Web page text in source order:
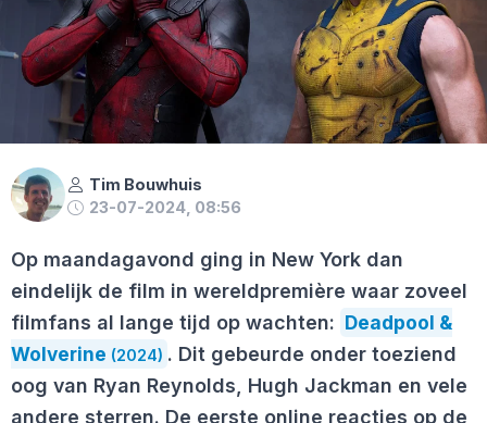
Tim Bouwhuis
23-07-2024, 08:56
Op maandagavond ging in New York dan
eindelijk de film in wereldpremière waar zoveel
filmfans al lange tijd op wachten: Deadpool &
Wolverine (2024) . Dit gebeurde onder toeziend
oog van Ryan Reynolds, Hugh Jackman en vele
andere sterren. De eerste online reacties op de